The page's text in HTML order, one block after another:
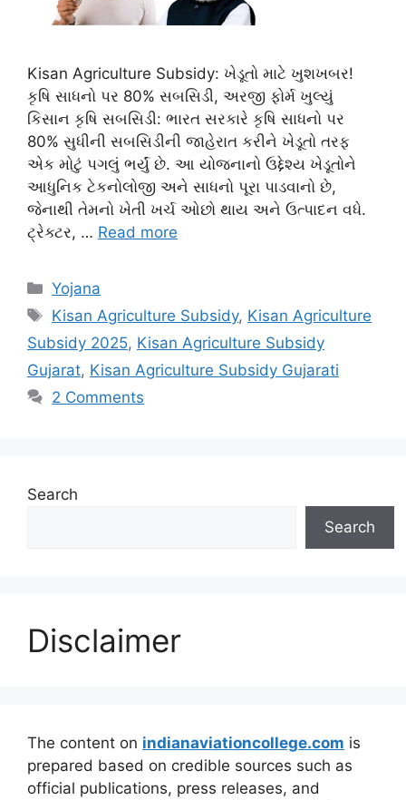
Kisan Agriculture Subsidy: ખેડૂતો માટે ખુશખબર!
કૃષિ સાધનો પર 80% સબસિડી, અરજી ફોર્મ ખુલ્યું
કિસાન કૃષિ સબસિડી: ભારત સરકારે કૃષિ સાધનો પર
80% સુધીની સબસિડીની જાહેરાત કરીને ખેડૂતો તરફ
એક મોટું પગલું ભર્યું છે. આ યોજનાનો ઉદ્દેશ્ય ખેડૂતોને
આધુનિક ટેકનોલોજી અને સાધનો પૂરા પાડવાનો છે,
જેનાથી તેમનો ખેતી ખર્ચ ઓછો થાય અને ઉત્પાદન વધે.
ટ્રેક્ટર, … Read more
Categories
Yojana
Tags
Kisan Agriculture Subsidy, Kisan Agriculture
Subsidy 2025, Kisan Agriculture Subsidy
Gujarat, Kisan Agriculture Subsidy Gujarati
2 Comments
Search
Search
Disclaimer
The content on indianaviationcollege.com is
prepared based on credible sources such as
official publications, press releases, and